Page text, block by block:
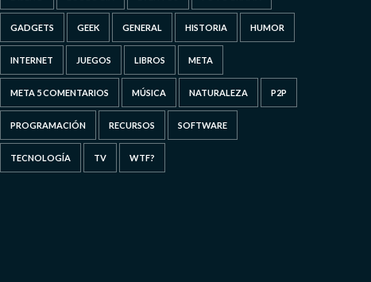
GADGETS GEEK GENERAL HISTORIA HUMOR
INTERNET JUEGOS LIBROS META
META 5 COMENTARIOS MÚSICA NATURALEZA P2P
PROGRAMACIÓN RECURSOS SOFTWARE
TECNOLOGÍA TV WTF?